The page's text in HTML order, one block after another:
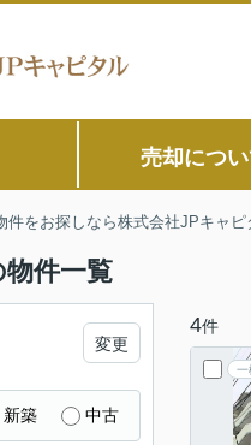
売却につ
件をお探しなら株式会社JPキャピ
件一覧
4件
一
変更
新築 中古